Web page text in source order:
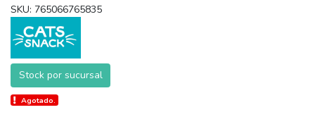
SKU: 765066765835
Stock por sucursal
Agotado.